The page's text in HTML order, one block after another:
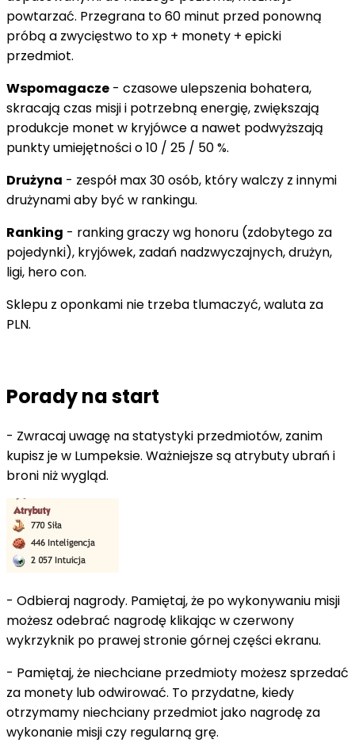
powtarzać. Przegrana to 60 minut przed ponowną
próbą a zwycięstwo to xp + monety + epicki
przedmiot.
Wspomagacze - czasowe ulepszenia bohatera,
skracają czas misji i potrzebną energię, zwiększają
produkcje monet w kryjówce a nawet podwyższają
punkty umiejętności o 10 / 25 / 50 %.
Drużyna - zespół max 30 osób, który walczy z innymi
drużynami aby być w rankingu.
Ranking - ranking graczy wg honoru (zdobytego za
pojedynki), kryjówek, zadań nadzwyczajnych, drużyn,
ligi, hero con.
Sklepu z oponkami nie trzeba tlumaczyć, waluta za
PLN.
Porady na start
- Zwracaj uwagę na statystyki przedmiotów, zanim
kupisz je w Lumpeksie. Ważniejsze są atrybuty ubrań i
broni niż wygląd.
- Odbieraj nagrody. Pamiętaj, że po wykonywaniu misji
możesz odebrać nagrodę klikając w czerwony
wykrzyknik po prawej stronie górnej części ekranu.
- Pamiętaj, że niechciane przedmioty możesz sprzedać
za monety lub odwirować. To przydatne, kiedy
otrzymamy niechciany przedmiot jako nagrodę za
wykonanie misji czy regularną grę.